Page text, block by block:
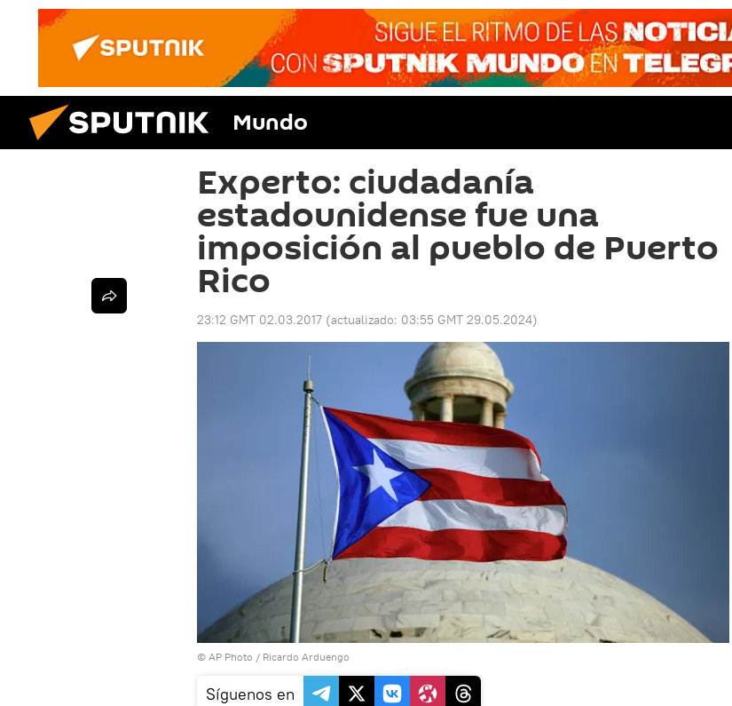
Mundo
Experto: ciudadanía
estadounidense fue una
imposición al pueblo de Puerto
Rico
23:12 GMT 02.03.2017 (actualizado: 03:55 GMT 29.05.2024)
© AP Photo / Ricardo Arduengo
Síguenos en